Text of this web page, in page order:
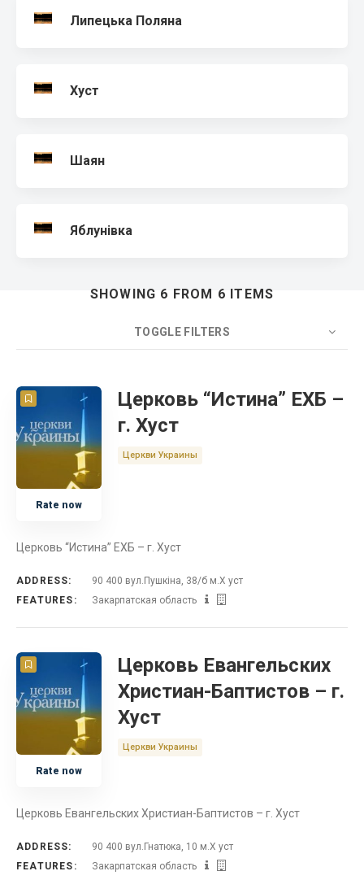
Липецька Поляна
Хуст
Шаян
Яблунівка
SHOWING 6 FROM 6 ITEMS
TOGGLE FILTERS
COUNT 20
Церковь
Украина
Rate now
Церковь “Истина” ЕХБ –
г. Хуст
Церкви Украины
Церковь “Истина” ЕХБ – г. Хуст
ADDRESS:
90 400 вул.Пушкіна, 38/б м.Х уст
FEATURES:
Закарпатская область
Rate now
Церковь Евангельских
Христиан-Баптистов – г.
Хуст
Церкви Украины
Церковь Евангельских Христиан-Баптистов – г. Хуст
ADDRESS:
90 400 вул.Гнатюка, 10 м.Х уст
FEATURES:
Закарпатская область